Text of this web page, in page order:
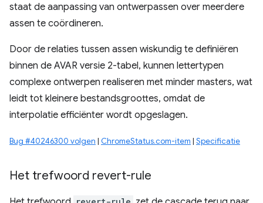
staat de aanpassing van ontwerpassen over meerdere
assen te coördineren.
Door de relaties tussen assen wiskundig te definiëren
binnen de AVAR versie 2-tabel, kunnen lettertypen
complexe ontwerpen realiseren met minder masters, wat
leidt tot kleinere bestandsgroottes, omdat de
interpolatie efficiënter wordt opgeslagen.
Bug #40246300 volgen | ChromeStatus.com-item | Specificatie
Het trefwoord revert-rule